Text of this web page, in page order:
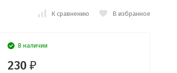
К сравнению В избранное
В наличии
230 ₽